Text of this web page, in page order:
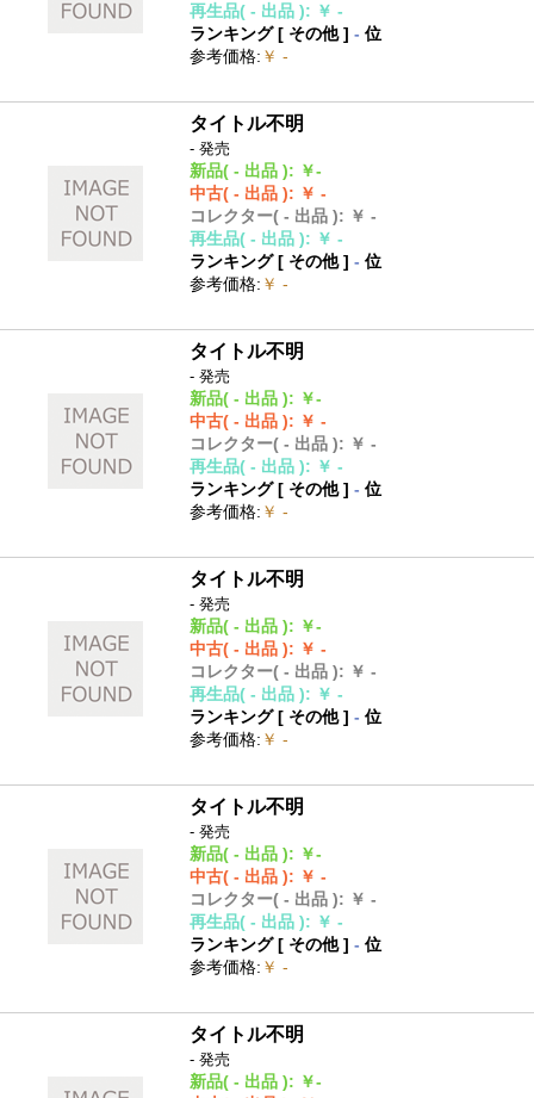
再生品( - 出品 ): ￥ -
ランキング [ その他]- 位
参考価格: ￥ -
タイトル不明
- 発売
新品( - 出品 ): ￥-
中古( - 出品 ): ￥ -
コレクター( - 出品 ): ￥ -
再生品( - 出品 ): ￥ -
ランキング [ その他]- 位
参考価格: ￥ -
タイトル不明
- 発売
新品( - 出品 ): ￥-
中古( - 出品 ): ￥ -
コレクター( - 出品 ): ￥ -
再生品( - 出品 ): ￥ -
ランキング [ その他]- 位
参考価格: ￥ -
タイトル不明
- 発売
新品( - 出品 ): ￥-
中古( - 出品 ): ￥ -
コレクター( - 出品 ): ￥ -
再生品( - 出品 ): ￥ -
ランキング [ その他]- 位
参考価格: ￥ -
タイトル不明
- 発売
新品( - 出品 ): ￥-
中古( - 出品 ): ￥ -
コレクター( - 出品 ): ￥ -
再生品( - 出品 ): ￥ -
ランキング [ その他]- 位
参考価格: ￥ -
タイトル不明
- 発売
新品( - 出品 ): ￥-